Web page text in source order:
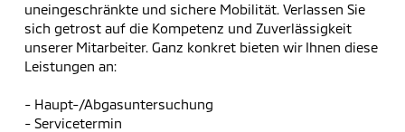
uneingeschränkte und sichere Mobilität. Verlassen Sie
sich getrost auf die Kompetenz und Zuverlässigkeit
unserer Mitarbeiter. Ganz konkret bieten wir Ihnen diese
Leistungen an:
- Haupt-/Abgasuntersuchung
- Servicetermin